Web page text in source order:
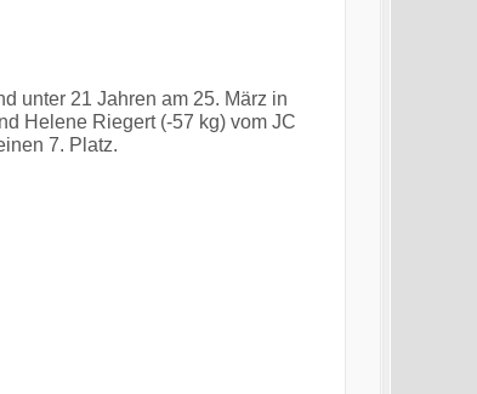
unter 21 Jahren am 25. März in
Helene Riegert (-57 kg) vom JC
7. Platz.